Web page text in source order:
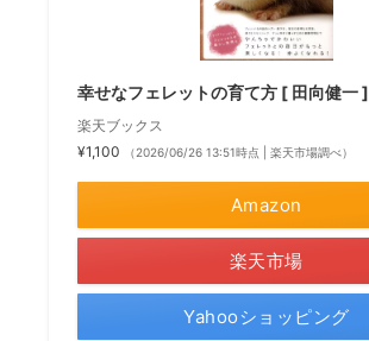
幸せなフェレットの育て方 [ 田向健一 ]
楽天ブックス
¥1,100
（2026/06/26 13:51時点 | 楽天市場調べ）
Amazon
楽天市場
Yahooショッピング